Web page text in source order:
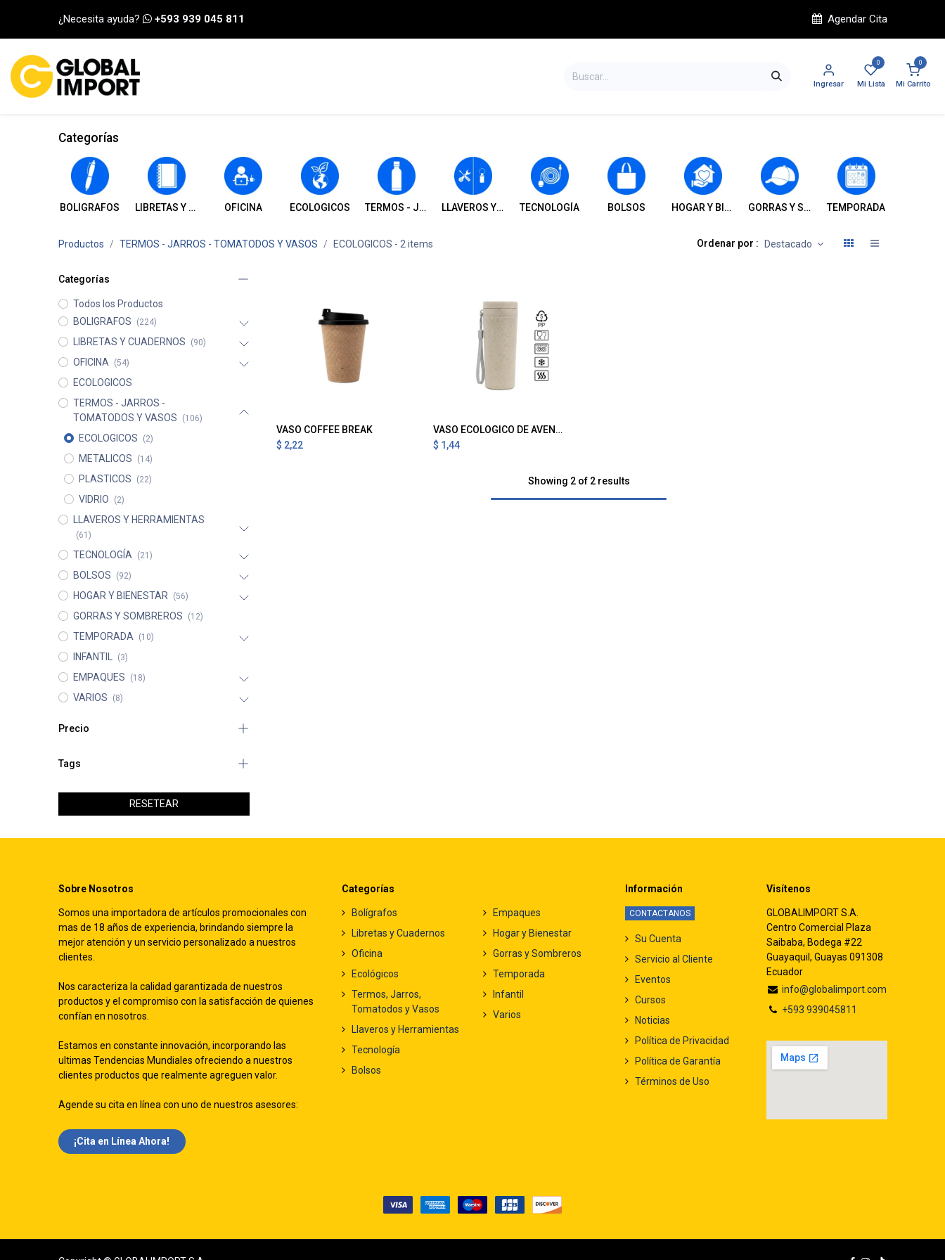
¿Necesita ayuda? +593 939 045 811 Agendar Cita
Ingresar
0
Mi Lista
0
Mi Carrito
Categorías
BOLIGRAFOS LIBRETAS Y CUADERNOS OFICINA ECOLOGICOS TERMOS - JARROS - TOMATODOS Y VASOS LLAVEROS Y HERRAMIENTAS TECNOLOGÍA BOLSOS HOGAR Y BIENESTAR GORRAS Y SOMBREROS TEMPORADA
Productos TERMOS - JARROS - TOMATODOS Y VASOS ECOLOGICOS - 2 items Ordenar por : Destacado
Categorías
Todos los Productos
BOLIGRAFOS
(224)
LIBRETAS Y CUADERNOS (90)
OFICINA (54)
ECOLOGICOS
TERMOS - JARROS -
TOMATODOS Y VASOS
(106)
ECOLOGICOS (2)
METALICOS (14)
PLASTICOS (22)
VIDRIO (2)
LLAVEROS Y HERRAMIENTAS
(61)
TECNOLOGÍA (21)
BOLSOS (92)
HOGAR Y BIENESTAR (56)
GORRAS Y SOMBREROS (12)
TEMPORADA (10)
INFANTIL (3)
EMPAQUES (18)
VARIOS (8)
Precio
Tags
RESETEAR
Agregar al Carrito
VASO COFFEE BREAK
$ 2,22
Agregar al Carrito
VASO ECOLOGICO DE AVENA 350 ml
$ 1,44
Showing 2 of 2 results
Sobre Nosotros
Somos una importadora de artículos promocionales con
mas de 18 años de experiencia, brindando siempre la
mejor atención y un servicio personalizado a nuestros
clientes.
Nos caracteriza la calidad garantizada de nuestros
productos y el compromiso con la satisfacción de quienes
confían en nosotros.
Estamos en constante innovación, incorporando las
ultimas Tendencias Mundiales ofreciendo a nuestros
clientes productos que realmente agreguen valor.
Agende su cita en línea con uno de nuestros asesores:
¡Cita en Línea Ah​​ora!
Categorías
Bolígrafos
Libretas y Cuadernos
Oficina
Ecológicos
Termos, Jarros,
Tomatodos y Vasos
Llaveros y Herramientas
Tecnología
Bolsos
Empaques
Hogar y Bienestar
Gorras y Sombreros
Temporada
Infantil
Varios
Información
CONTACTANOS
Su Cuenta
Servicio al Cliente
Eventos
Cursos
Noticias
Política de Privacidad
Política de Garantía
Términos de Uso
Visítenos
GLOBALIMPORT S.A.
Centro Comercial Plaza
Saibaba, Bodega #22
Guayaquil, Guayas 091308
Ecuador
info@globalimport.com
+593 939045811